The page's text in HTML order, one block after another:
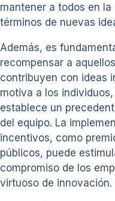
mantener a todos en
términos de nuevas
Además, es
recompensar a
contribuyen con ideas
motiva a los
establece un
del equipo. La
incentivos, como
públicos, puede
compromiso de los
virtuoso de innovación.